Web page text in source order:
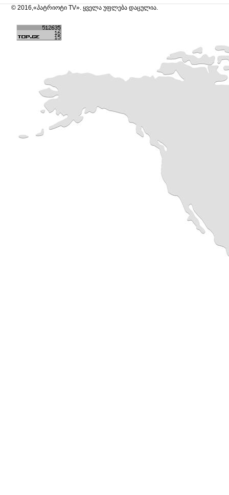
© 2016,«პატრიოტი TV». ყველა უფლება დაცულია.